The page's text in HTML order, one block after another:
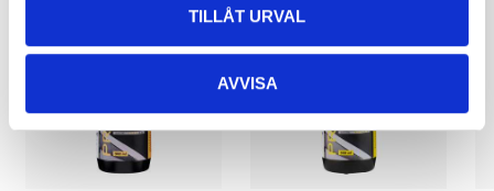
TILLÅT URVAL
AVVISA